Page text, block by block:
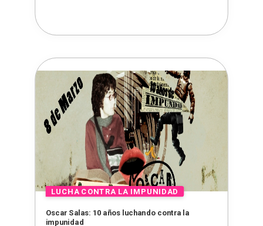
Oscar Salas: 10 años luchando contra la
impunidad